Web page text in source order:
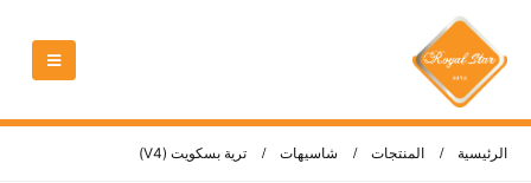
الرئيسية المنتجات شاسيهات ترية بسكويت (V4)